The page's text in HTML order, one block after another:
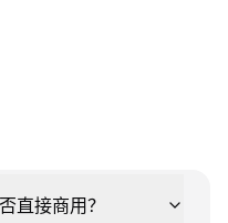
直接商用？